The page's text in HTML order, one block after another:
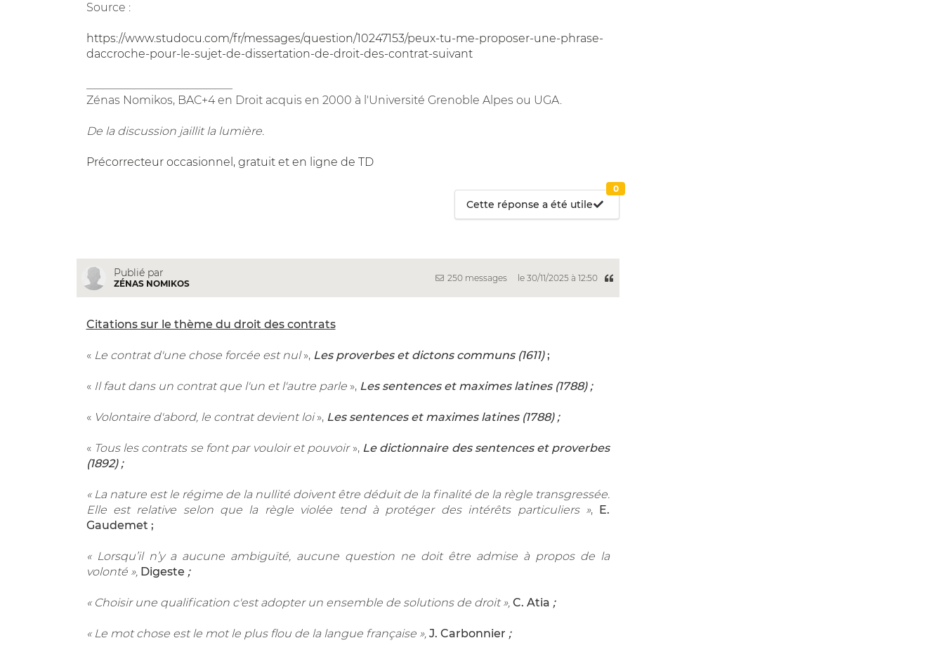
Source :
https://www.studocu.com/fr/messages/question/10247153/peux-tu-me-proposer-une-phrase-
daccroche-pour-le-sujet-de-dissertation-de-droit-des-contrat-suivant
Zénas Nomikos, BAC+4 en Droit acquis en 2000 à l'Université Grenoble Alpes ou UGA.
De la discussion jaillit la lumière.
Précorrecteur occasionnel, gratuit et en ligne de TD
Cette réponse a été utile
0
Publié par
ZÉNAS NOMIKOS
250 messages le 30/11/2025 à 12:50
Citations sur le thème du droit des contrats
« Le contrat d'une chose forcée est nul», Les proverbes et dictons communs (1611);
«Il faut dans un contrat que l'un et l'autre parle», Les sentences et maximes latines (1788) ;
« Volontaire d'abord, le contrat devient loi», Les sentences et maximes latines (1788) ;
« Tous les contrats se font par vouloir et pouvoir», Le dictionnaire des sentences et proverbes
(1892) ;
« La nature est le régime de la nullité doivent être déduit de la finalité de la règle transgressée.
Elle est relative selon que la règle violée tend à protéger des intérêts particuliers », E.
Gaudemet ;
« Lorsqu’il n’y a aucune ambiguïté, aucune question ne doit être admise à propos de la
volonté», Digeste ;
« Choisir une qualification c'est adopter un ensemble de solutions de droit », C. Atia ;
« Le mot chose est le mot le plus flou de la langue française », J. Carbonnier ;